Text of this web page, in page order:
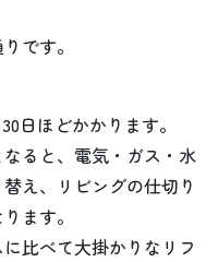
です。
日ほどかかります。
ると、電気・ガス・水
え、リビングの仕切り
ます。
比べて大掛かりなリフ